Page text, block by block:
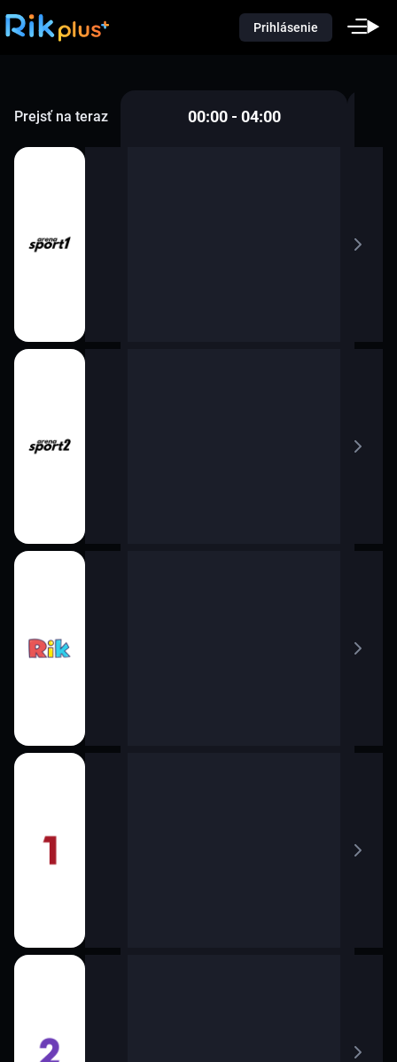
Prihlásenie
Prejsť na teraz 00:00 - 04:00